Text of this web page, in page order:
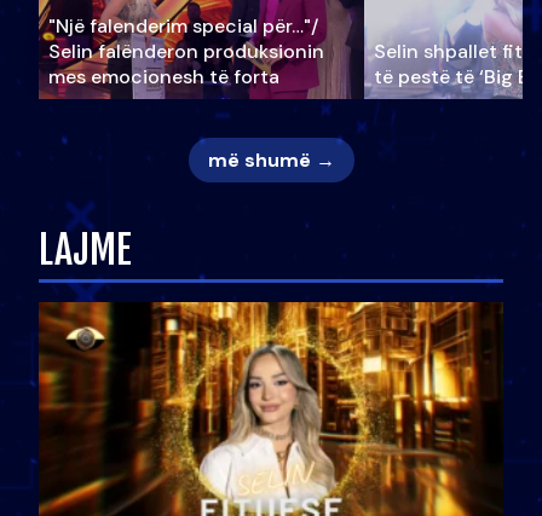
"Një falenderim special për…"/
Selin falënderon produksionin
mes emocionesh të forta
Selin shpallet
të pestë të ‘Big
më shumë →
LAJME